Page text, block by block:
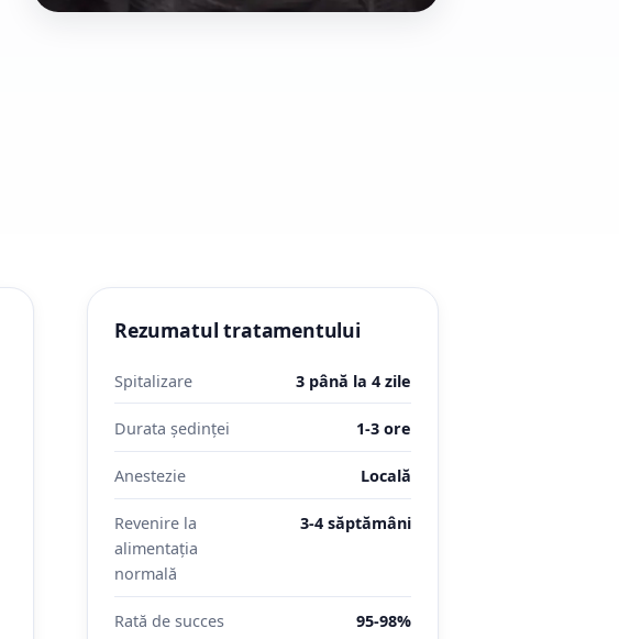
Rezumatul tratamentului
Spitalizare 3 până la 4 zile
Durata ședinței 1-3 ore
Anestezie Locală
Revenire la
alimentația
normală
3-4 săptămâni
Rată de succes 95-98%